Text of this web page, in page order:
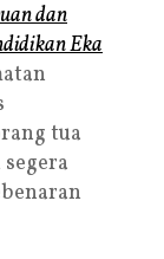
dan
Eka
tua